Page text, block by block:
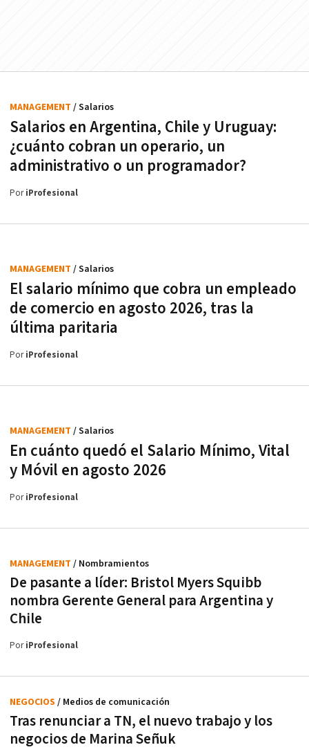
Salarios en Argentina, Chile y Uruguay:
¿cuánto cobran un operario, un
administrativo o un programador?
MANAGEMENT / Salarios
PoriProfesional
El salario mínimo que cobra un empleado
de comercio en agosto 2026, tras la
última paritaria
MANAGEMENT / Salarios
PoriProfesional
En cuánto quedó el Salario Mínimo, Vital
y Móvil en agosto 2026
MANAGEMENT / Salarios
PoriProfesional
De pasante a líder: Bristol Myers Squibb
nombra Gerente General para Argentina y
Chile
MANAGEMENT / Nombramientos
PoriProfesional
Tras renunciar a TN, el nuevo trabajo y los
negocios de Marina Señuk
NEGOCIOS / Medios de comunicación